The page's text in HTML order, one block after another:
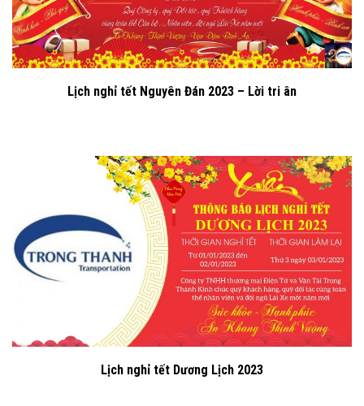
Lịch nghỉ tết Nguyên Đán 2023 – Lời tri ân
Lịch nghỉ tết Dương Lịch 2023